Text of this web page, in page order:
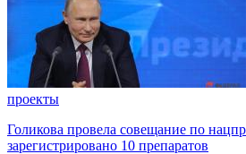
проекты
Голикова провела совещание по
зарегистрировано 10 препаратов